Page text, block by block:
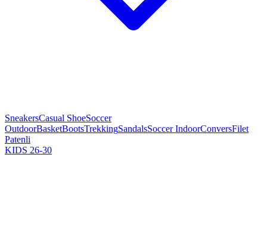
SneakersCasual ShoeSoccer
OutdoorBasketBootsTrekkingSandalsSoccer IndoorConversFilet
Patenli
KIDS 26-30